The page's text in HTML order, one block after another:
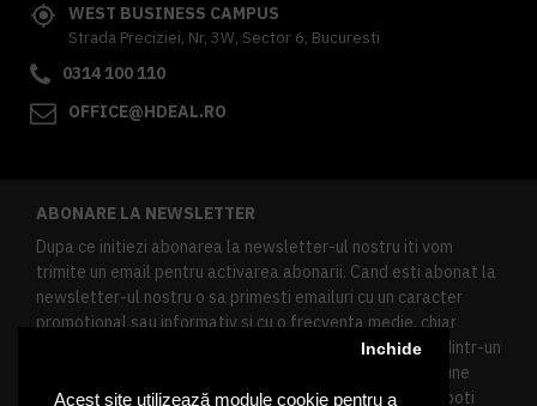
Acest site utilizează module cookie pentru a
Inchide
WEST BUSINESS CAMPUS
Strada Preciziei, Nr, 3W, Sector 6, Bucuresti
0314 100 110
OFFICE@HDEAL.RO
ABONARE LA NEWSLETTER
Dupa ce initiezi abonarea la newsletter-ul nostru iti vom
trimite un email pentru activarea abonarii. Cand esti abonat la
newsletter-ul nostru o sa primesti emailuri cu un caracter
promotional sau informativ si cu o frecventa medie, chiar
redusa. Daca doresti sa te dezabonezi poti urma linkul dintr-un
newsletter primit, daca esti client inregistrat ai o sectiune
speciala in contul tau in acest scop, si de asemenea ne poti